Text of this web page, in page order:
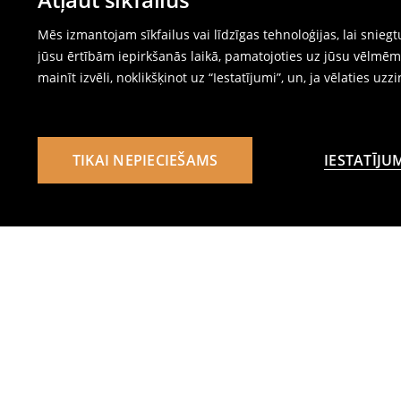
Mēs izmantojam sīkfailus vai līdzīgas tehnoloģijas, lai
jūsu ērtībām iepirkšanās laikā, pamatojoties uz jūsu
mainīt izvēli, noklikšķinot uz “Iestatījumi”, un, ja vēlaties
TIKAI NEPIECIEŠAMS